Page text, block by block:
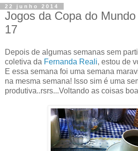
22 junho 2014
Jogos da Copa do
17
Depois de algumas semanas sem
coletiva da Fernanda Reali, estou de
E essa semana foi uma semana
na mesma semana! Isso sim é uma
produtiva..rsrs...Voltando as coisas